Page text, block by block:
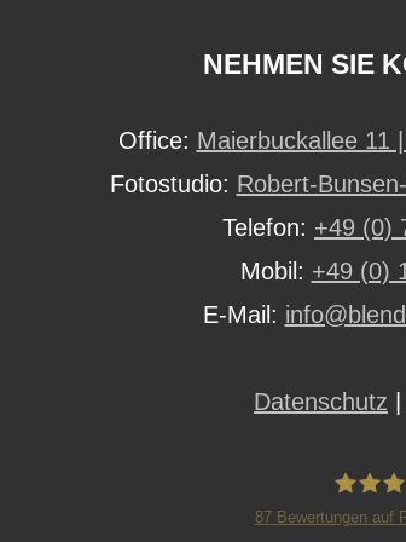
NEHMEN SIE
Office: Maierbuckallee 11
Fotostudio: Robert-
Telefon: +49 (0)
Mobil: +49 (0)
E-Mail:
Datenschutz
87Bewertungen auf